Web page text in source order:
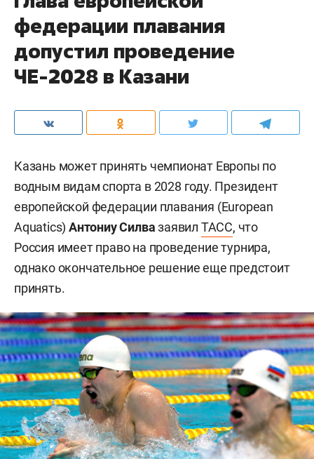
федерации плавания
допустил проведение
ЧЕ-2028 в Казани
Казань может принять чемпионат Европы по
водным видам спорта в 2028 году. Президент
европейской федерации плавания (European
Aquatics) Антониу Силвазаявил ТАСС, что
Россия имеет право на проведение турнира,
однако окончательное решение еще предстоит
принять.